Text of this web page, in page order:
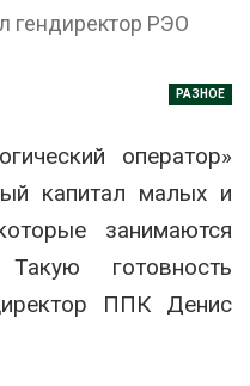
гендиректор РЭО
РАЗНОЕ
оператор»
капитал малых и
занимаются
готовность
ППК Денис